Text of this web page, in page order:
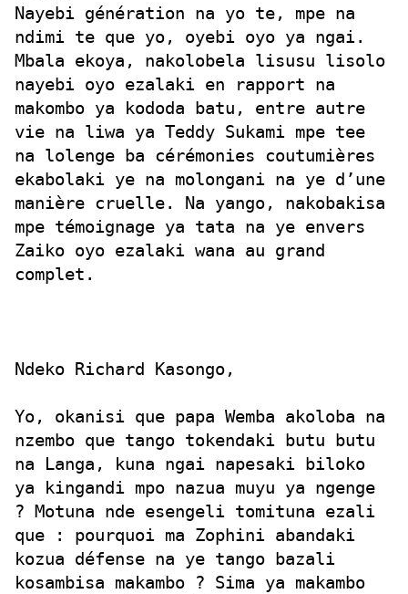
Nayebi génération na yo te, mpe na
ndimi te que yo, oyebi oyo ya ngai.
Mbala ekoya, nakolobela lisusu lisolo
nayebi oyo ezalaki en rapport na
makombo ya kododa batu, entre autre
vie na liwa ya Teddy Sukami mpe tee
na lolenge ba cérémonies coutumières
ekabolaki ye na molongani na ye d’une
manière cruelle. Na yango, nakobakisa
mpe témoignage ya tata na ye envers
Zaiko oyo ezalaki wana au grand
complet.
Ndeko Richard Kasongo,
Yo, okanisi que papa Wemba akoloba na
nzembo que tango tokendaki butu butu
na Langa, kuna ngai napesaki biloko
ya kingandi mpo nazua muyu ya ngenge
? Motuna nde esengeli tomituna ezali
que : pourquoi ma Zophini abandaki
kozua défense na ye tango bazali
kosambisa makambo ? Sima ya makambo